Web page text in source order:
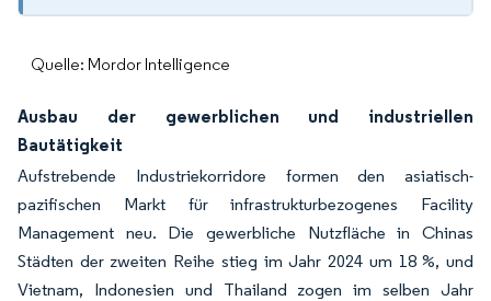
Quelle: Mordor Intelligence
Ausbau der gewerblichen und industriellen
Bautätigkeit
Aufstrebende Industriekorridore formen den asiatisch-
pazifischen Markt für infrastrukturbezogenes Facility
Management neu. Die gewerbliche Nutzfläche in Chinas
Städten der zweiten Reihe stieg im Jahr 2024 um 18 %, und
Vietnam, Indonesien und Thailand zogen im selben Jahr